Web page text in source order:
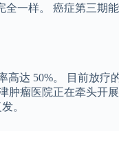
一样。 癌症第三期
达 50%。 目前放
瘤医院正在牵头开
。